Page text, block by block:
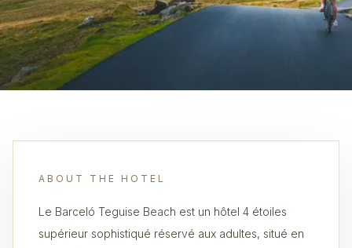
ABOUT THE HOTEL
Le Barceló Teguise Beach est un hôtel 4 étoiles
supérieur sophistiqué réservé aux adultes, situé en